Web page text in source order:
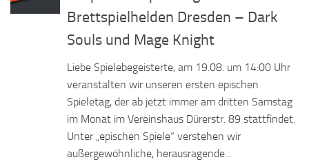
Brettspielhelden Dresden – Dark
Souls und Mage Knight
Liebe Spielebegeisterte, am 19.08. um 14:00 Uhr
veranstalten wir unseren ersten epischen
Spieletag, der ab jetzt immer am dritten Samstag
im Monat im Vereinshaus Dürerstr. 89 stattfindet.
Unter „epischen Spiele“ verstehen wir
außergewöhnliche, herausragende...